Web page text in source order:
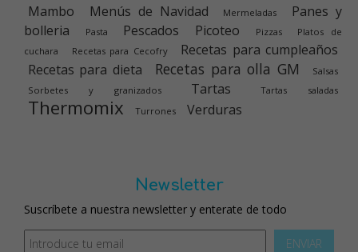
Mambo Menús de Navidad Mermeladas
Panes y
bolleria
Pasta Pescados Picoteo Pizzas
Platos de
cuchara
Recetas para Cecofry
Recetas para cumpleaños
Recetas para dieta
Recetas para olla GM
Salsas
Sorbetes y granizados
Tartas Tartas saladas
Thermomix Turrones Verduras
Newsletter
Suscríbete a nuestra newsletter y enterate de todo
ENVIAR